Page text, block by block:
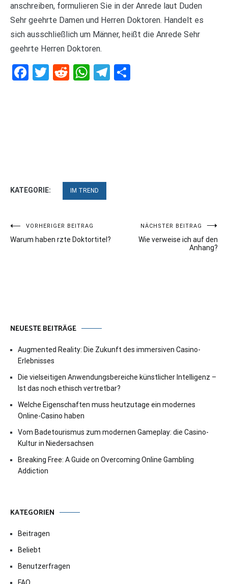
anschreiben, formulieren Sie in der Anrede laut Duden
Sehr geehrte Damen und Herren Doktoren. Handelt es
sich ausschließlich um Männer, heißt die Anrede Sehr
geehrte Herren Doktoren.
Facebook
Twitter
RedditWhatsApp
Telegram
KATEGORIE: IM TREND
Beitragsnavigation
VORHERIGER BEITRAG
Warum haben rzte Doktortitel?
NÄCHSTER BEITRAG
Wie verweise ich auf den
Anhang?
NEUESTE BEITRÄGE
Augmented Reality: Die Zukunft des immersiven Casino-
Erlebnisses
Die vielseitigen Anwendungsbereiche künstlicher Intelligenz –
Ist das noch ethisch vertretbar?
Welche Eigenschaften muss heutzutage ein modernes
Online-Casino haben
Vom Badetourismus zum modernen Gameplay: die Casino-
Kultur in Niedersachsen
Breaking Free: A Guide on Overcoming Online Gambling
Addiction
KATEGORIEN
Beitragen
Beliebt
Benutzerfragen
FAQ